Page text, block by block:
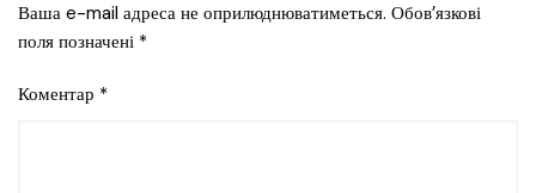
Ваша e-mail адреса не оприлюднюватиметься. Обов’язкові
поля позначені *
Коментар *